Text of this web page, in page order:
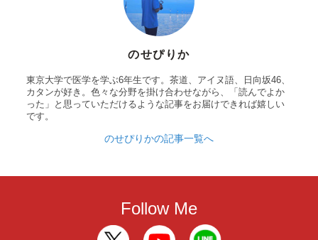
のせぴりか
東京大学で医学を学ぶ6年生です。茶道、アイヌ語、日向坂46、
カタンが好き。色々な分野を掛け合わせながら、「読んでよか
った」と思っていただけるような記事をお届けできれば嬉しい
です。
のせぴりかの記事一覧へ
Follow Me